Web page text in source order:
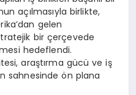
açılmasıyla birlikte,
gelen
bir çerçevede
hedeflendi.
araştırma gücü ve iş
sahnesinde ön plana